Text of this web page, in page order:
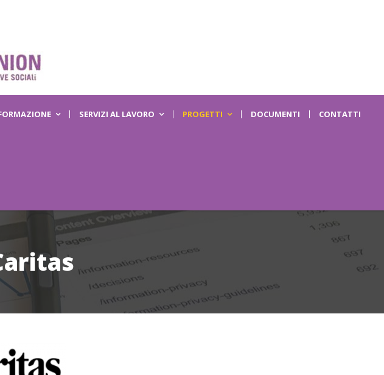
SERVIZI AL LAVORO PROGETTI DOCUMENTI CONTATTI